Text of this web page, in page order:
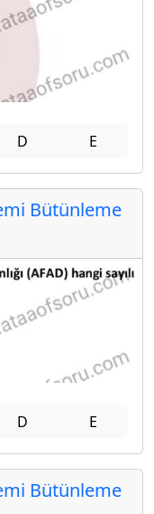
D E
Bütünleme
D E
Bütünleme